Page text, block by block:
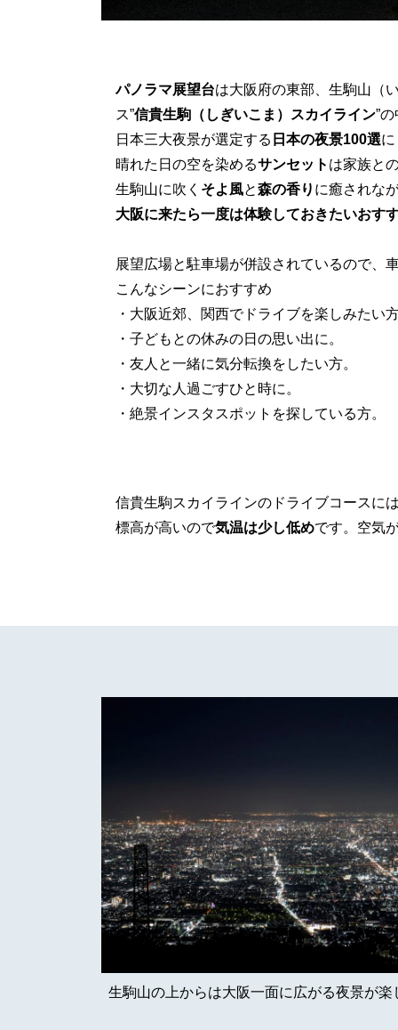
パノラマ展望台は大阪府の東部、生駒山（
ス”信貴生駒（しぎいこま）スカイライン”
日本三大夜景が選定する 日本の夜景100選
晴れた日の空を染めるサンセット は家族と
生駒山に吹く そよ風と森の香り に癒されな
大阪に来たら一度は体験しておきたいおす
展望広場と駐車場が併設されているので、
こんなシーンにおすすめ
・大阪近郊、関西でドライブを楽しみたい
・子どもとの休みの日の思い出に。
・友人と一緒に気分転換をしたい方。
・大切な人過ごすひと時に。
・絶景インスタスポットを探している方。
信貴生駒スカイラインのドライブコースに
標高が高いので気温は少し低めです。空気
生駒山の上からは大阪一面に広がる夜景が楽